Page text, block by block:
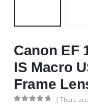
Canon EF
IS Macro
Frame
( There